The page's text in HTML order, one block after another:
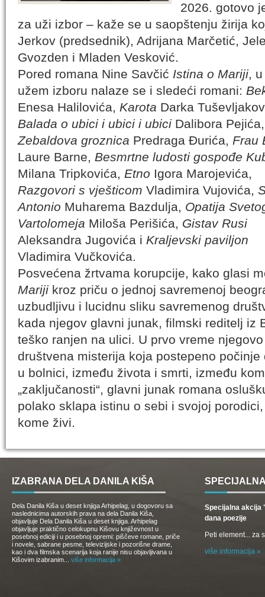
2026. gotovo
za uži izbor – kaže se u saopštenju žirija
Jerkov (predsednik), Adrijana Marčetić,
Gvozden i Mladen Vesković.
Pored romana Nine Savčić Istina o Mariji, u
užem izboru nalaze se i sledeći romani:
Enesa Halilovića, Karota Darka
Balada o ubici i ubici i ubici Dalibora Pejića,
Zebaldova groznica Predraga Đurića, Frau
Laure Barne, Besmrtne ludosti gospođe
Milana Tripkovića, Etno Igora Marojevića,
Razgovori s vješticom Vladimira Vujovića,
Antonio Muharema Bazdulja, Opatija
Vartolomeja Miloša Perišića, Gistav Rusi
Aleksandra Jugovića i Kraljevski paviljon
Vladimira Vučkovića.
Posvećena žrtvama korupcije, kako glasi
Mariji kroz priču o jednoj savremenoj
uzbudljivu i lucidnu sliku savremenog
kada njegov glavni junak, filmski reditelj iz
teško ranjen na ulici. U prvo vreme
društvena misterija koja postepeno
u bolnici, između života i smrti, između
„zaključanosti“, glavni junak romana
polako sklapa istinu o sebi i svojoj
kome živi.
IZABRANA DELA DANILA KIŠA
Dela Danila Kiša u deset knjiga Arhipelag, u dogovoru sa
naslednicima autorskih prava na dela Danila Kiša,
objavljuje Dela Danila Kiša u deset knjiga. Arhipelag
objavljuje praktično celokupnu Kišovu književnost u
posebnoj ediciji i u posebnoj opremi: piščeve romane, priče
i novele, sabrane pesme, televizijske i pozorišne drame,
kao i dva filmska scenarija koja ranije nisu objavljivana u
Kišovim izabranim... više informacija »
Specijalna akcija
dana poezije
Peti element... za
više informacija »